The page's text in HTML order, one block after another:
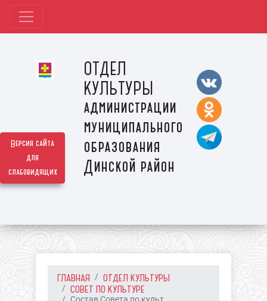
Версия сайта
для
слабовидящих
ОТДЕЛ
КУЛЬТУРЫ
администрации
муниципального
образования
Динской район
ГЛАВНАЯ
ОТДЕЛ КУЛЬТУРЫ
СОВЕТ ПО КУЛЬТУРЕ